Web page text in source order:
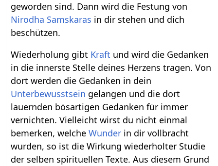
geworden sind. Dann wird die Festung von
Nirodha Samskaras in dir stehen und dich
beschützen.
Wiederholung gibt Kraft und wird die Gedanken
in die innerste Stelle deines Herzens tragen. Von
dort werden die Gedanken in dein
Unterbewusstsein gelangen und die dort
lauernden bösartigen Gedanken für immer
vernichten. Vielleicht wirst du nicht einmal
bemerken, welcheWunder in dir vollbracht
wurden, so ist die Wirkung wiederholter Studie
der selben spirituellen Texte. Aus diesem Grund